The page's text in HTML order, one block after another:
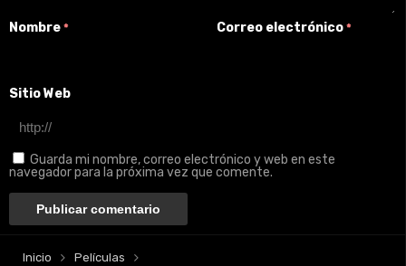
Nombre * Correo electrónico *
Sitio Web
Guarda mi nombre, correo electrónico y web en este
navegador para la próxima vez que comente.
Inicio
Películas